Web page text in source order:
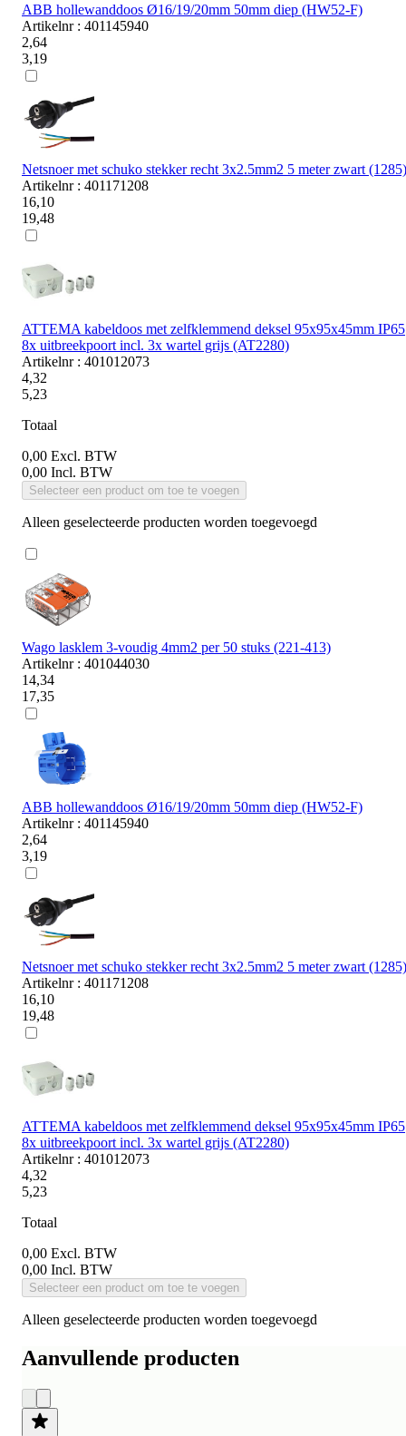
ABB hollewanddoos Ø16/19/20mm 50mm diep (HW52-F)
Artikelnr : 401145940
2,64
3,19
Netsnoer met schuko stekker recht 3x2.5mm2 5 meter zwart (1285)
Artikelnr : 401171208
16,10
19,48
ATTEMA kabeldoos met zelfklemmend deksel 95x95x45mm IP65
8x uitbreekpoort incl. 3x wartel grijs (AT2280)
Artikelnr : 401012073
4,32
5,23
Totaal
0,00 Excl. BTW
0,00 Incl. BTW
Selecteer een product om toe te voegen
Alleen geselecteerde producten worden toegevoegd
Wago lasklem 3-voudig 4mm2 per 50 stuks (221-413)
Artikelnr : 401044030
14,34
17,35
ABB hollewanddoos Ø16/19/20mm 50mm diep (HW52-F)
Artikelnr : 401145940
2,64
3,19
Netsnoer met schuko stekker recht 3x2.5mm2 5 meter zwart (1285)
Artikelnr : 401171208
16,10
19,48
ATTEMA kabeldoos met zelfklemmend deksel 95x95x45mm IP65
8x uitbreekpoort incl. 3x wartel grijs (AT2280)
Artikelnr : 401012073
4,32
5,23
Totaal
0,00 Excl. BTW
0,00 Incl. BTW
Selecteer een product om toe te voegen
Alleen geselecteerde producten worden toegevoegd
Aanvullende producten